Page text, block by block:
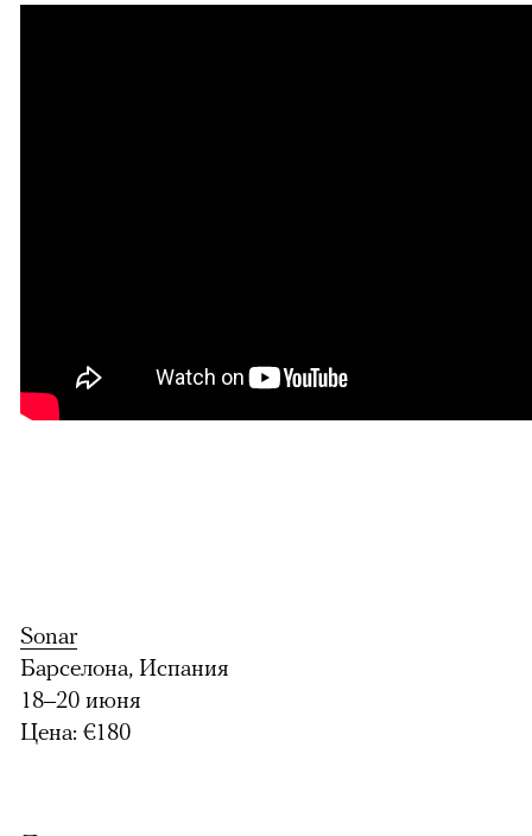
Sonar
Барселона, Испания
18–20 июня
Цена: €180